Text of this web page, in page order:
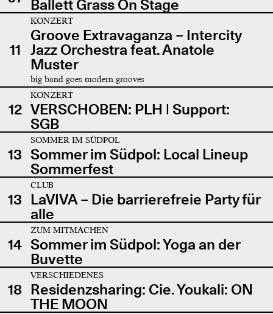
Ballett Grass On Stage
11
KONZERT
Groove Extravaganza – Intercity
Jazz Orchestra feat. Anatole
Muster
big band goes modern grooves
12
KONZERT
VERSCHOBEN: PLH | Support:
SGB
13
SOMMER IM SÜDPOL
Sommer im Südpol: Local Lineup
Sommerfest
13
CLUB
LaVIVA – Die barrierefreie Party für
alle
14
ZUM MITMACHEN
Sommer im Südpol: Yoga an der
Buvette
18
VERSCHIEDENES
Residenzsharing: Cie. Youkali: ON
THE MOON